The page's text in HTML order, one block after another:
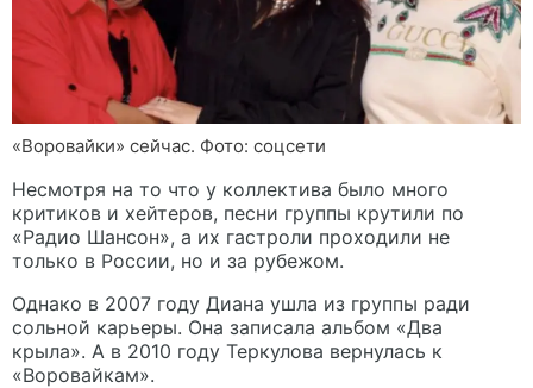
«Воровайки» сейчас. Фото: соцсети
Несмотря на то что у коллектива было много
критиков и хейтеров, песни группы крутили по
«Радио Шансон», а их гастроли проходили не
только в России, но и за рубежом.
Однако в 2007 году Диана ушла из группы ради
сольной карьеры. Она записала альбом «Два
крыла». А в 2010 году Теркулова вернулась к
«Воровайкам».